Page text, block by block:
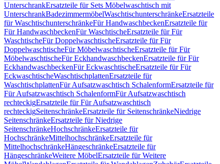
UnterschrankErsatzteile für Sets Möbelwaschtisch mit
UnterschrankBadezimmermöbelWaschtischunterschränkeErsatzteile
für WaschtischunterschränkeFür HandwaschbeckenErsatzteile für
Für HandwaschbeckenFür WaschtischeErsatzteile für Für
WaschtischeFür DoppelwaschtischeErsatzteile für Für
DoppelwaschtischeFür MöbelwaschtischeErsatzteile für Für
MöbelwaschtischeFür EckhandwaschbeckenErsatzteile für Für
EckhandwaschbeckenFür EckwaschtischeErsatzteile für Für
EckwaschtischeWaschtischplattenErsatzteile für
WaschtischplattenFür Aufsatzwaschtisch SchalenformErsatzteile für
Für Aufsatzwaschtisch SchalenformFür Aufsatzwaschtisch
rechteckigErsatzteile für Für Aufsatzwaschtisch
rechteckigSeitenschränkeErsatzteile für SeitenschränkeNiedrige
SeitenschränkeErsatzteile für Niedrige
SeitenschränkeHochschränkeErsatzteile für
HochschränkeMittelhochschränkeErsatzteile für
MittelhochschränkeHängeschränkeErsatzteile für
HängeschränkeWeitere MöbelErsatzteile für Weitere